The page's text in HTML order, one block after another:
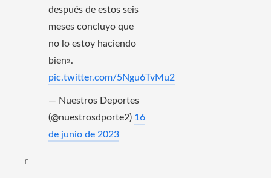
después de estos seis
meses concluyo que
no lo estoy haciendo
bien».
pic.twitter.com/5Ngu6TvMu2
— Nuestros Deportes
(@nuestrosdporte2) 16
de junio de 2023
r